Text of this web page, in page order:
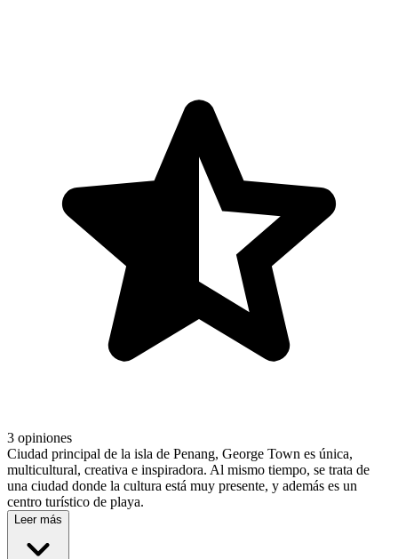
3 opiniones
Ciudad principal de la isla de Penang, George Town es única,
multicultural, creativa e inspiradora. Al mismo tiempo, se trata de
una ciudad donde la cultura está muy presente, y además es un
centro turístico de playa.
Leer más